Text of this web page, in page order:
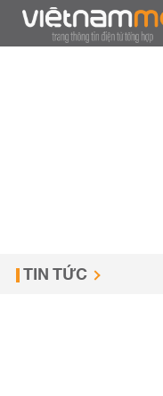
TIN TỨC